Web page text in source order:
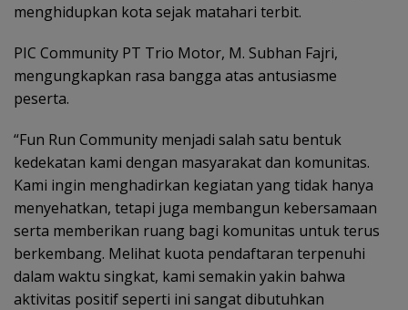
menghidupkan kota sejak matahari terbit.
PIC Community PT Trio Motor, M. Subhan Fajri,
mengungkapkan rasa bangga atas antusiasme
peserta.
“Fun Run Community menjadi salah satu bentuk
kedekatan kami dengan masyarakat dan komunitas.
Kami ingin menghadirkan kegiatan yang tidak hanya
menyehatkan, tetapi juga membangun kebersamaan
serta memberikan ruang bagi komunitas untuk terus
berkembang. Melihat kuota pendaftaran terpenuhi
dalam waktu singkat, kami semakin yakin bahwa
aktivitas positif seperti ini sangat dibutuhkan